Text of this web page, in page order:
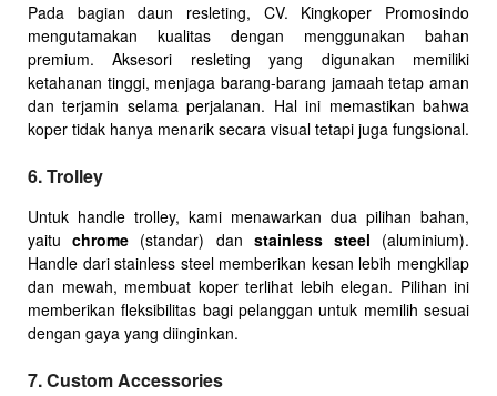
Pada bagian daun resleting, CV. Kingkoper Promosindo
mengutamakan kualitas dengan menggunakan bahan
premium. Aksesori resleting yang digunakan memiliki
ketahanan tinggi, menjaga barang-barang jamaah tetap aman
dan terjamin selama perjalanan. Hal ini memastikan bahwa
koper tidak hanya menarik secara visual tetapi juga fungsional.
6. Trolley
Untuk handle trolley, kami menawarkan dua pilihan bahan,
yaituchrome (standar) dan stainless steel (aluminium).
Handle dari stainless steel memberikan kesan lebih mengkilap
dan mewah, membuat koper terlihat lebih elegan. Pilihan ini
memberikan fleksibilitas bagi pelanggan untuk memilih sesuai
dengan gaya yang diinginkan.
7. Custom Accessories